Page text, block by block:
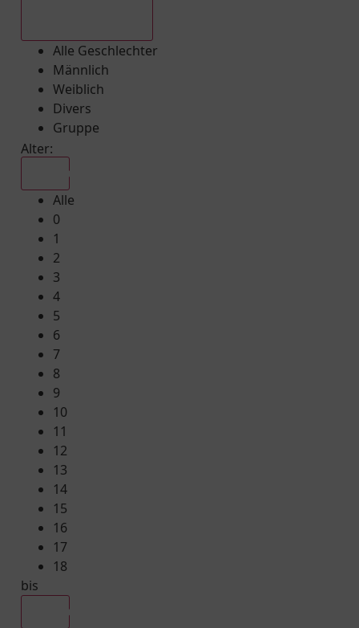
Alle Geschlechter
Männlich
Weiblich
Divers
Gruppe
Alter:
Alle
0
1
2
3
4
5
6
7
8
9
10
11
12
13
14
15
16
17
18
bis